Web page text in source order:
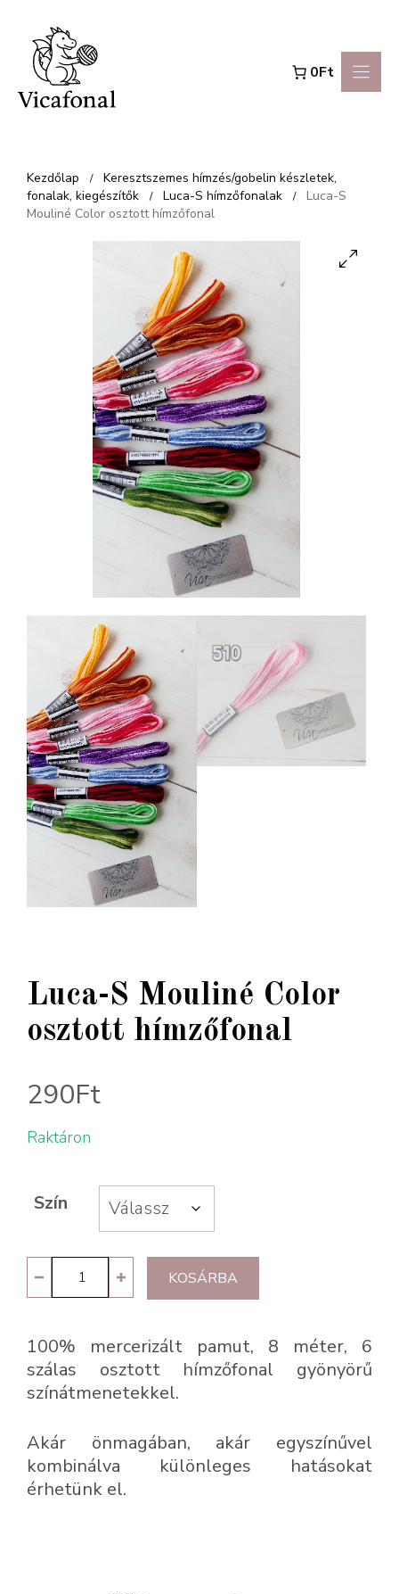
Kilépés
tartalomba
0Ft
Kezdőlap /
Keresztszemes hímzés/gobelin készletek,
fonalak, kiegészítők
/ Luca-S hímzőfonalak /
Luca-S
Mouliné Color osztott hímzőfonal
Luca-S Mouliné Color
osztott hímzőfonal
290Ft
Raktáron
Szín
Luca-
S
Color
osztott
mennyiség
KOSÁRBA
100% mercerizált pamut, 8 méter, 6
szálas osztott hímzőfonal gyönyörű
színátmenetekkel.
Akár önmagában, akár egyszínűvel
kombinálva különleges hatásokat
érhetünk el.